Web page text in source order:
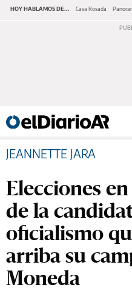
HOY HABLAMOS DE... Casa Rosada
JEANNETTE JARA
Elecciones
de la
oficialismo
arriba su
Moneda